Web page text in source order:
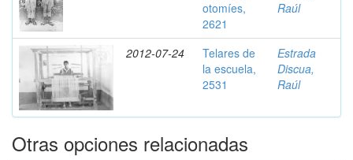
otomíes,
2621
Raúl
2012-07-24
Telares de
la escuela,
2531
Estrada
Discua,
Raúl
Otras opciones relacionadas